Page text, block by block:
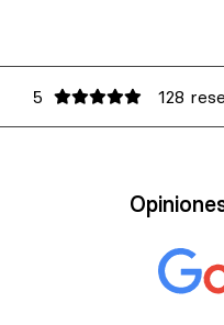
5 128